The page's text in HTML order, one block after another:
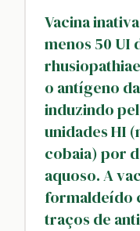
Vacina
menos 50 UI
o antígeno
induzindo
unidades HI
cobaia) por
aquoso. A
formaldeído
traços de